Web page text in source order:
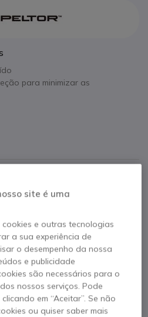
para minimizar as
site é uma
e outras tecnologias
a sua experiência de
o desempenho da nossa
e publicidade
são necessários para o
nossos serviços. Pode
em “Aceitar”. Se não
ou quiser saber mais